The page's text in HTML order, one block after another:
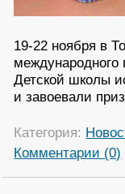
19-22 ноября в
международного
Детской школы
и завоевали
Категория:
Комментарии (0)